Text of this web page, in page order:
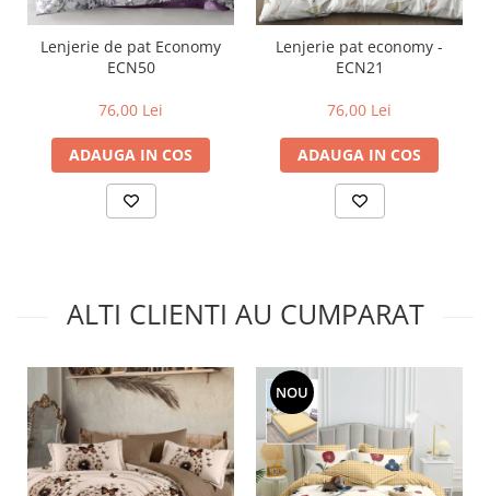
Lenjerie de pat Economy
ECN50
76,00 Lei
ADAUGA IN COS
Lenjerie pat economy -
ECN21
76,00 Lei
ADAUGA IN COS
ALTI CLIENTI AU CUMPARAT
NOU